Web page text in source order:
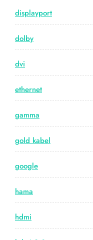
displayport
dolby
dvi
ethernet
gamma
gold kabel
google
hama
hdmi